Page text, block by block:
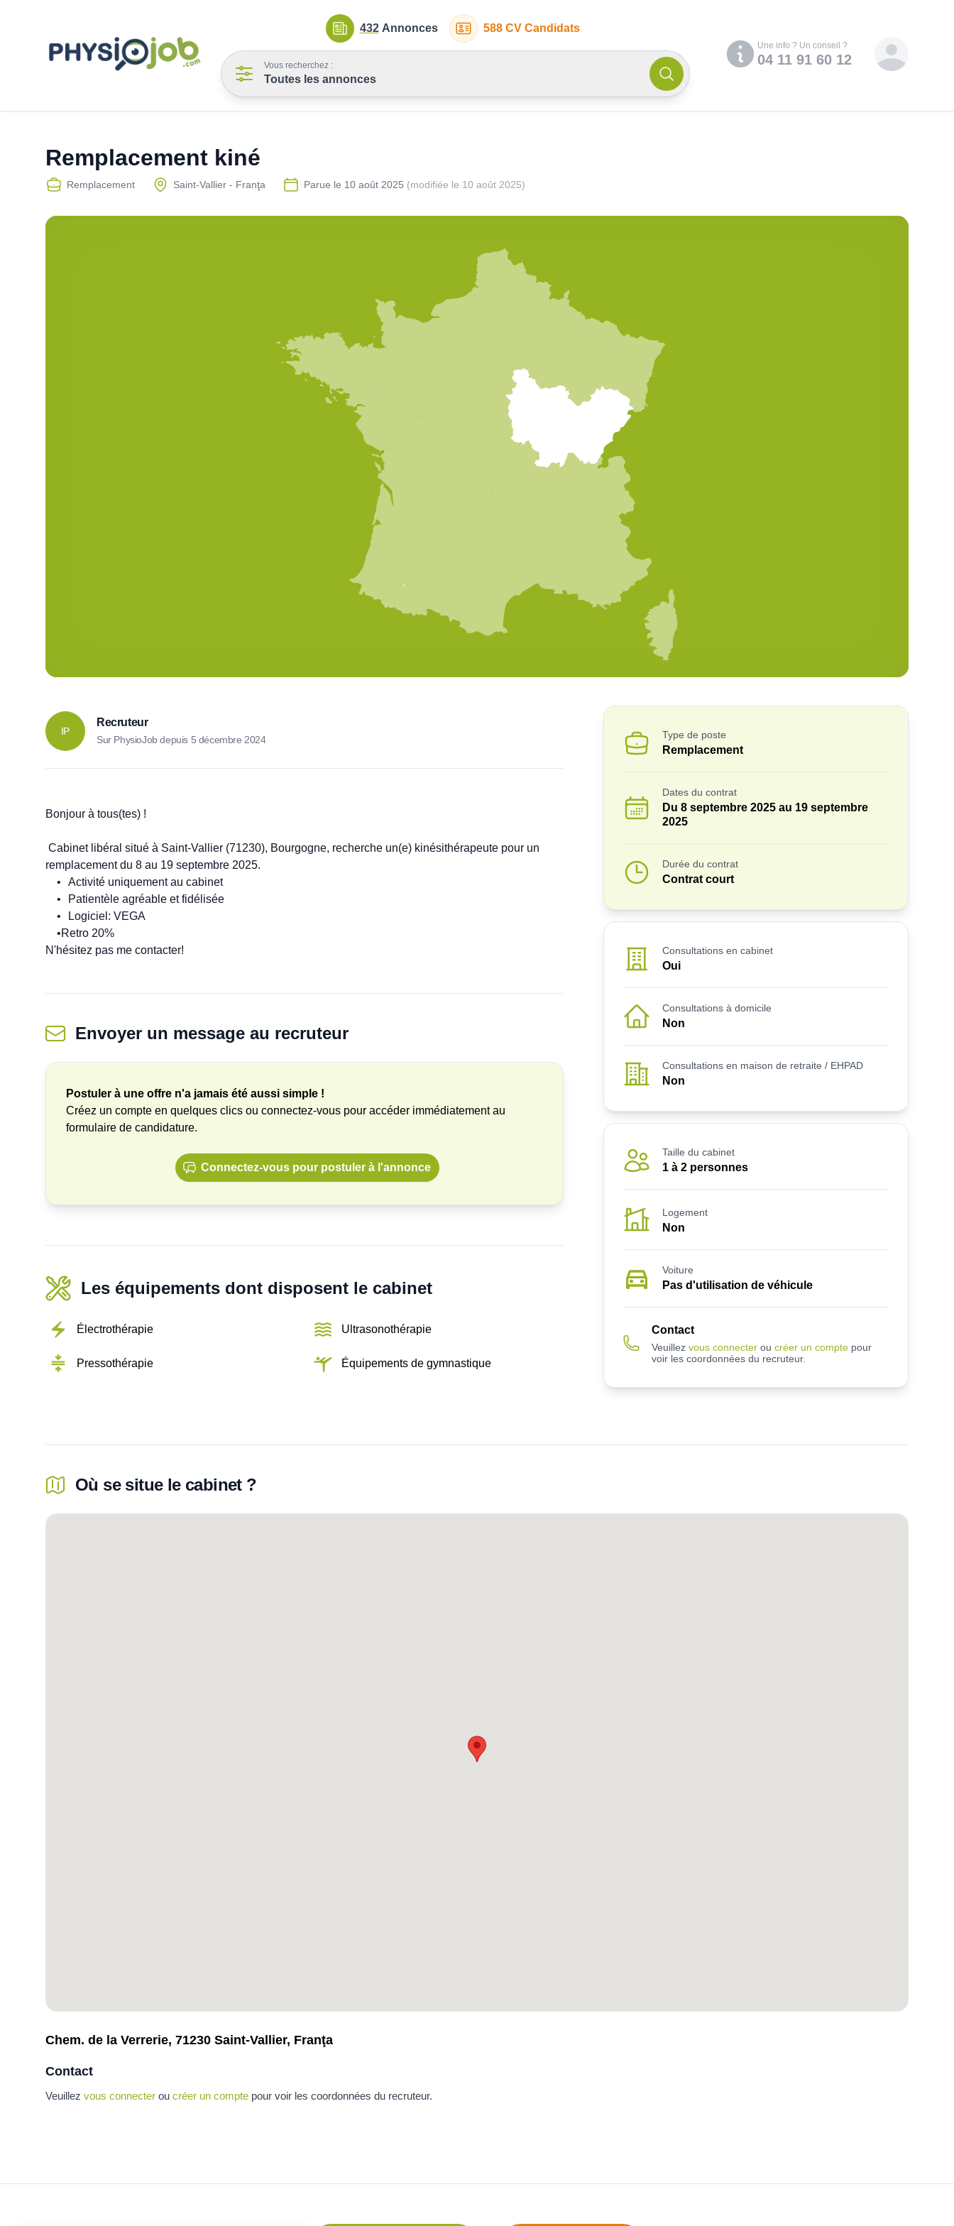
432 Annonces 588 CV Candidats
Vous recherchez :
Toutes les annonces
Une info ? Un conseil ?
04 11 91 60 12
Compte
Remplacement kiné
Remplacement Saint-Vallier - Franţa Parue le 10 août 2025 (modifiée le 10 août 2025)
IP
Recruteur
Sur PhysioJob depuis 5 décembre 2024
Bonjour à tous(tes) !
remplacement du 8 au 19 septembre 2025.
Envoyer un message au recruteur
Postuler à une offre n'a jamais été aussi simple !
Créez un compte en quelques clics ou connectez-vous pour accéder immédiatement au
formulaire de candidature.
Connectez-vous pour postuler à l'annonce
Les équipements dont disposent le cabinet
Électrothérapie Ultrasonothérapie
Pressothérapie Équipements de gymnastique
Type de poste
Remplacement
Dates du contrat
Du 8 septembre 2025 au 19 septembre
2025
Durée du contrat
Contrat court
Consultations en cabinet
Oui
Consultations à domicile
Non
Consultations en maison de retraite / EHPAD
Non
Taille du cabinet
1 à 2 personnes
Logement
Non
Voiture
Pas d'utilisation de véhicule
Contact
Veuillez vous connecter ou créer un compte pour
voir les coordonnées du recruteur.
Où se situe le cabinet ?
Chem. de la Verrerie, 71230 Saint-Vallier, Franţa
Contact
Veuillez vous connecter ou créer un compte pour voir les coordonnées du recruteur.